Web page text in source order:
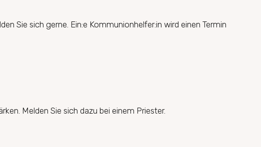
Sie sich gerne. Ein:e Kommunionhelfer:in wird einen Termin
Melden Sie sich dazu bei einem Priester.